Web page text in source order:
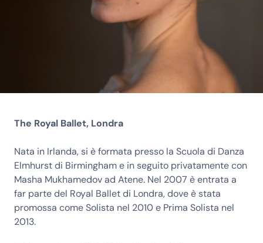
The Royal Ballet, Londra
Nata in Irlanda, si è formata presso la Scuola di Danza
Elmhurst di Birmingham e in seguito privatamente con
Masha Mukhamedov ad Atene. Nel 2007 è entrata a
far parte del Royal Ballet di Londra, dove è stata
promossa come Solista nel 2010 e Prima Solista nel
2013.